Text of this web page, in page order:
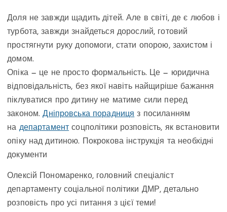
Доля не завжди щадить дітей. Але в світі, де є любов і
турбота, завжди знайдеться дорослий, готовий
простягнути руку допомоги, стати опорою, захистом і
домом.
Опіка — це не просто формальність. Це — юридична
відповідальність, без якої навіть найщиріше бажання
піклуватися про дитину не матиме сили перед
законом.Дніпровська порадниця з посиланням
на департамент соцполітики розповість, як встановити
опіку над дитиною. Покрокова інструкція та необхідні
документи
Олексій Пономаренко, головний спеціаліст
департаменту соціальної політики ДМР, детально
розповість про усі питання з цієї теми!